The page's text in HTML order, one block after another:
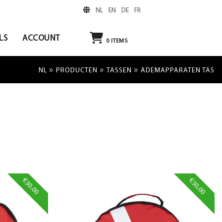
NL EN DE FR
ACCOUNT 0ITEMS
NL » PRODUCTEN » TASSEN » ADEMAPPARATEN TAS
€30,00 €30,00